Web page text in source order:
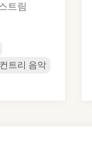
트림
컨트리 음악